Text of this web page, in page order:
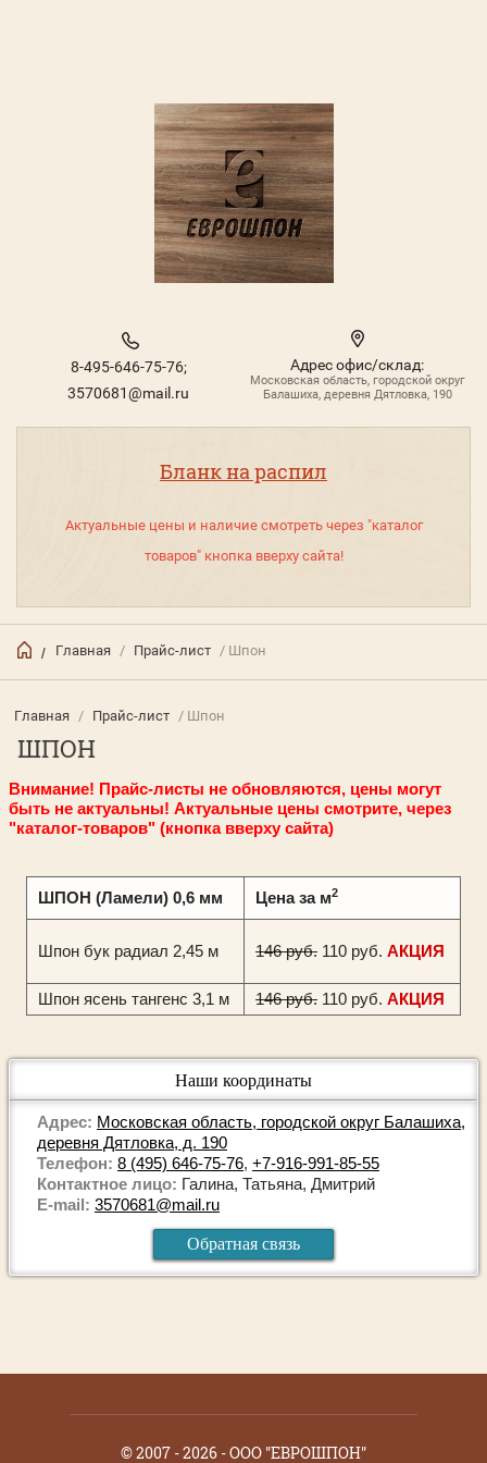
Бланк на распил
Актуальные цены и наличие смотреть через "каталог
товаров" кнопка вверху сайта!
8-495-646-75-76;
3570681@mail.ru
Адрес офис/склад:
Московская область, городской округ
Балашиха, деревня Дятловка, 190
/ Главная / Прайс-лист / Шпон
Главная / Прайс-лист / Шпон
ШПОН
Внимание! Прайс-листы не обновляются, цены могут
быть не актуальны! Актуальные цены смотрите, через
"каталог-товаров" (кнопка вверху сайта)
ШПОН (Ламели) 0,6 мм Цена за м2
Шпон бук радиал 2,45 м 146 руб. 110 руб. АКЦИЯ
Шпон ясень тангенс 3,1 м 146 руб. 110 руб. АКЦИЯ
Наши координаты
Адрес: Московская область, городской округ Балашиха,
деревня Дятловка, д. 190
Телефон: 8 (495) 646-75-76, +7-916-991-85-55
Контактное лицо: Галина, Татьяна, Дмитрий
E-mail: 3570681@mail.ru
Обратная связь
© 2007 - 2026 - ООО "ЕВРОШПОН"